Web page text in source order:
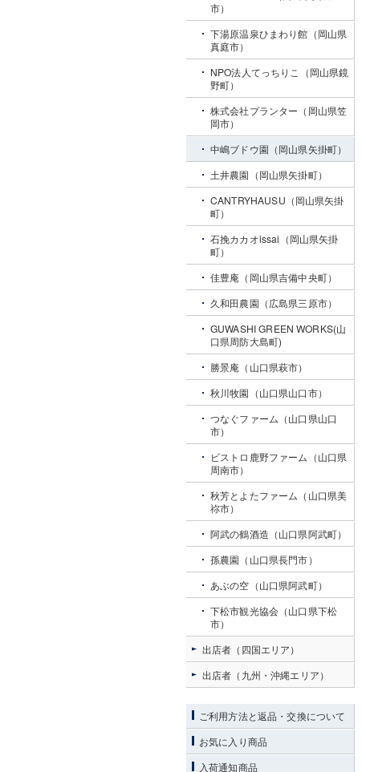
市）
下湯原温泉ひまわり館（岡山県
真庭市）
NPO法人てっちりこ（岡山県鏡
野町）
株式会社プランター（岡山県笠
岡市）
中嶋ブドウ園（岡山県矢掛町）
土井農園（岡山県矢掛町）
CANTRYHAUSU（岡山県矢掛
町）
石挽カカオissai（岡山県矢掛
町）
佳豊庵（岡山県吉備中央町）
久和田農園（広島県三原市）
GUWASHI GREEN WORKS(山
口県周防大島町)
勝景庵（山口県萩市）
秋川牧園（山口県山口市）
つなぐファーム（山口県山口
市）
ビストロ鹿野ファーム（山口県
周南市）
秋芳とよたファーム（山口県美
祢市）
阿武の鶴酒造（山口県阿武町）
孫農園（山口県長門市）
あぶの空（山口県阿武町）
下松市観光協会（山口県下松
市）
出店者（四国エリア）
出店者（九州・沖縄エリア）
ご利用方法と返品・交換について
お気に入り商品
入荷通知商品